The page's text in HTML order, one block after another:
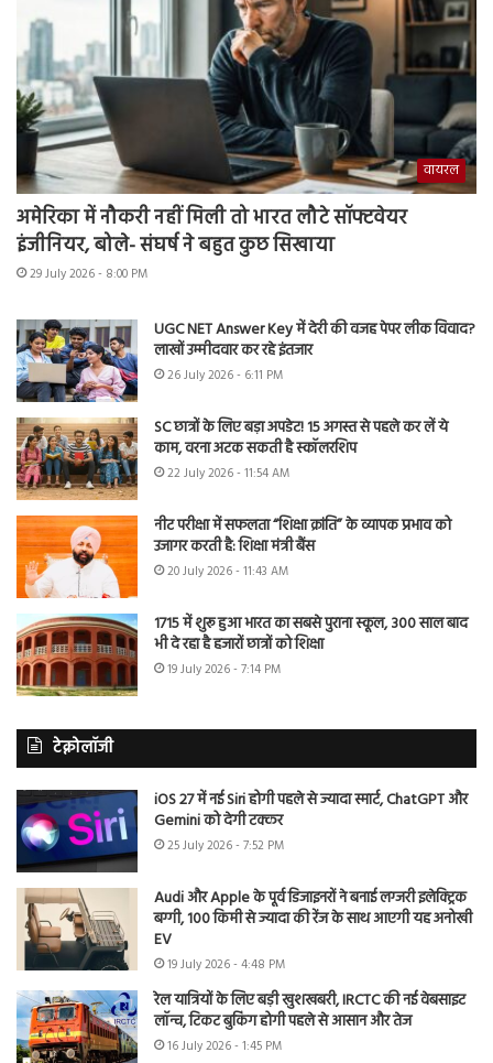
वायरल
अमेरिका में नौकरी नहीं मिली तो भारत लौटे सॉफ्टवेयर
इंजीनियर, बोले- संघर्ष ने बहुत कुछ सिखाया
29 July 2026 - 8:00 PM
UGC NET Answer Key में देरी की वजह पेपर लीक विवाद?
लाखों उम्मीदवार कर रहे इंतजार
26 July 2026 - 6:11 PM
SC छात्रों के लिए बड़ा अपडेट! 15 अगस्त से पहले कर लें ये
काम, वरना अटक सकती है स्कॉलरशिप
22 July 2026 - 11:54 AM
नीट परीक्षा में सफलता “शिक्षा क्रांति” के व्यापक प्रभाव को
उजागर करती है: शिक्षा मंत्री बैंस
20 July 2026 - 11:43 AM
1715 में शुरू हुआ भारत का सबसे पुराना स्कूल, 300 साल बाद
भी दे रहा है हजारों छात्रों को शिक्षा
19 July 2026 - 7:14 PM
टेक्नोलॉजी
iOS 27 में नई Siri होगी पहले से ज्यादा स्मार्ट, ChatGPT और
Gemini को देगी टक्कर
25 July 2026 - 7:52 PM
Audi और Apple के पूर्व डिजाइनरों ने बनाई लग्जरी इलेक्ट्रिक
बग्गी, 100 किमी से ज्यादा की रेंज के साथ आएगी यह अनोखी
EV
19 July 2026 - 4:48 PM
रेल यात्रियों के लिए बड़ी खुशखबरी, IRCTC की नई वेबसाइट
लॉन्च, टिकट बुकिंग होगी पहले से आसान और तेज
16 July 2026 - 1:45 PM